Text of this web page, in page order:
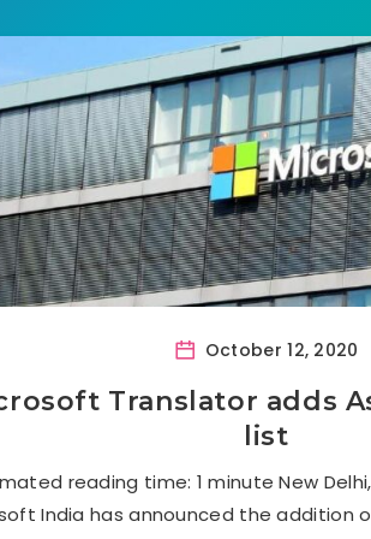
October 12, 2020
Translator adds
list
reading time: 1 minute New
India has announced the addition